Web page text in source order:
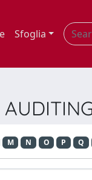
Sfoglia
M N O P Q